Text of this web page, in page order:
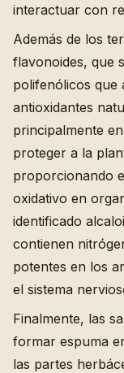
interactuar con
Además de los
flavonoides, que
polifenólicos que
antioxidantes
principalmente
proteger a la
proporcionando
oxidativo en
identificado
contienen
potentes en los
el sistema
Finalmente, las
formar espuma
las partes